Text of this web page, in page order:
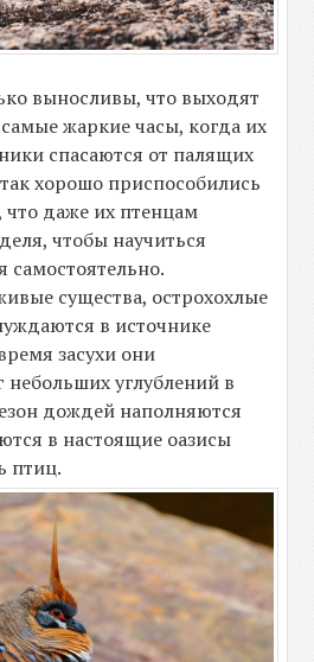
выносливы, что выходят
жаркие часы, когда их
спасаются от палящих
хорошо приспособились
даже их птенцам
чтобы научиться
самостоятельно.
существа, острохохлые
в источнике
засухи они
небольших углублений в
дождей наполняются
в настоящие оазисы
птиц.